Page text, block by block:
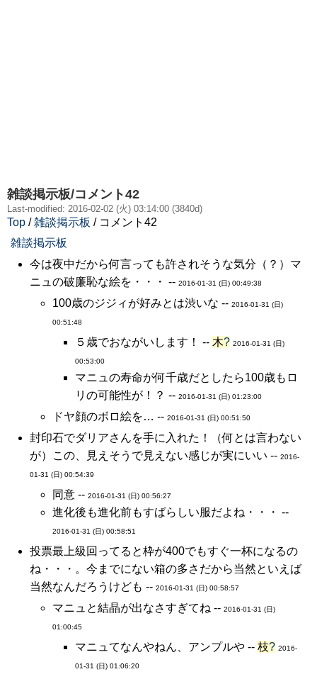
雑談掲示板/コメント42
Last-modified: 2016-02-02 (火) 03:14:00 (3840d)
Top /雑談掲示板 / コメント42
雑談掲示板
今は夜中だから何言っても許されそうな気分（？）マ
ニュの破廉恥な絵を・・・ -- 2016-01-31 (日) 00:49:38
100歳のジジィが好みとは渋いな -- 2016-01-31 (日)
00:51:48
５歳でおながいします！ -- 木? 2016-01-31 (日)
00:53:00
マニュの寿命が何千歳だとしたら100歳もロ
リの可能性が！？ -- 2016-01-31 (日) 01:23:00
ドヤ顔のボロ絵を… -- 2016-01-31 (日) 00:51:50
封印石でダリアさんを手に入れた！（何とは言わない
が）この、見えそうで見えない感じが実にいい -- 2016-
01-31 (日) 00:54:39
同意 -- 2016-01-31 (日) 00:56:27
進化後も進化前もすばらしい服だよね・・・ --
2016-01-31 (日) 00:58:51
投票最上級回ってると枠が400でもすぐ一杯になるの
ね・・・。今までにない箱の多さだから当然といえば
当然なんだろうけども -- 2016-01-31 (日) 00:58:57
マニュと結晶が出なさすぎてね -- 2016-01-31 (日)
01:00:45
マニュてなんやねん、アンプルや -- 枝? 2016-
01-31 (日) 01:06:20